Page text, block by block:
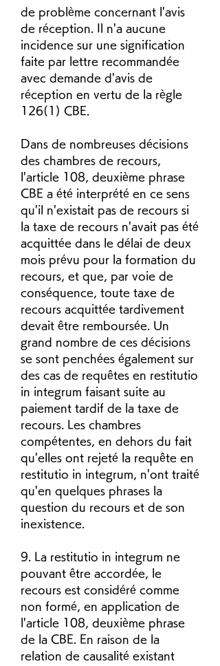
de problème concernant l'avis
de réception. Il n'a aucune
incidence sur une signification
faite par lettre recommandée
avec demande d'avis de
réception en vertu de la règle
126(1) CBE.
Dans de nombreuses décisions
des chambres de recours,
l'article 108, deuxième phrase
CBE a été interprété en ce sens
qu'il n'existait pas de recours si
la taxe de recours n'avait pas été
acquittée dans le délai de deux
mois prévu pour la formation du
recours, et que, par voie de
conséquence, toute taxe de
recours acquittée tardivement
devait être remboursée. Un
grand nombre de ces décisions
se sont penchées également sur
des cas de requêtes en restitutio
in integrum faisant suite au
paiement tardif de la taxe de
recours. Les chambres
compétentes, en dehors du fait
qu'elles ont rejeté la requête en
restitutio in integrum, n'ont traité
qu'en quelques phrases la
question du recours et de son
inexistence.
9. La restitutio in integrum ne
pouvant être accordée, le
recours est considéré comme
non formé, en application de
l'article 108, deuxième phrase
de la CBE. En raison de la
relation de causalité existant